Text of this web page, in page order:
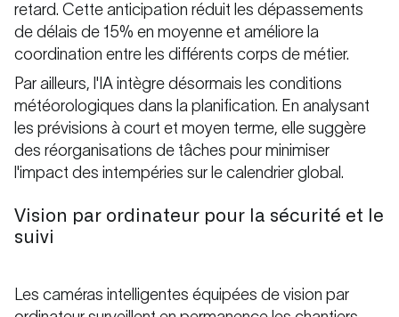
retard. Cette anticipation réduit les dépassements
de délais de 15% en moyenne et améliore la
coordination entre les différents corps de métier.
Par ailleurs, l'IA intègre désormais les conditions
météorologiques dans la planification. En analysant
les prévisions à court et moyen terme, elle suggère
des réorganisations de tâches pour minimiser
l'impact des intempéries sur le calendrier global.
Vision par ordinateur pour la sécurité et le
suivi
Les caméras intelligentes équipées de vision par